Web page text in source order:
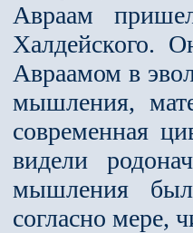
Авраам
Халдейского.
Авраамом в
мышления,
современная
видели
мышления
согласно мере,